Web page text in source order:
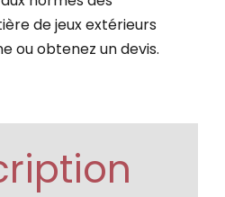
de jeux extérieurs
ou obtenez un devis.